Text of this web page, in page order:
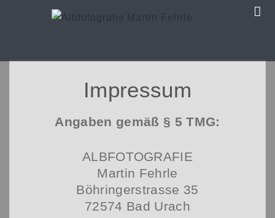
Impressum
Angaben gemäß § 5 TMG:
ALBFOTOGRAFIE
Martin Fehrle
Böhringerstrasse 35
72574 Bad Urach